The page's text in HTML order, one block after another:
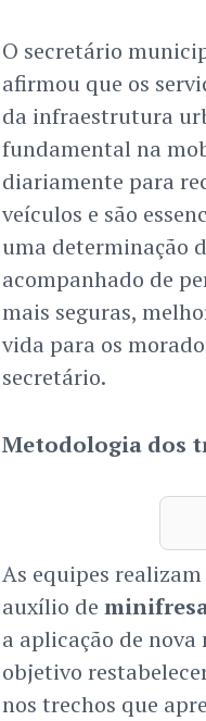
O secretário
afirmou que os
da infraestrutura
fundamental na
diariamente para
veículos e são
uma determinação
acompanhado de
mais seguras,
vida para os
secretário.
Metodologia dos
As equipes
auxílio de
a aplicação de
objetivo
nos trechos que